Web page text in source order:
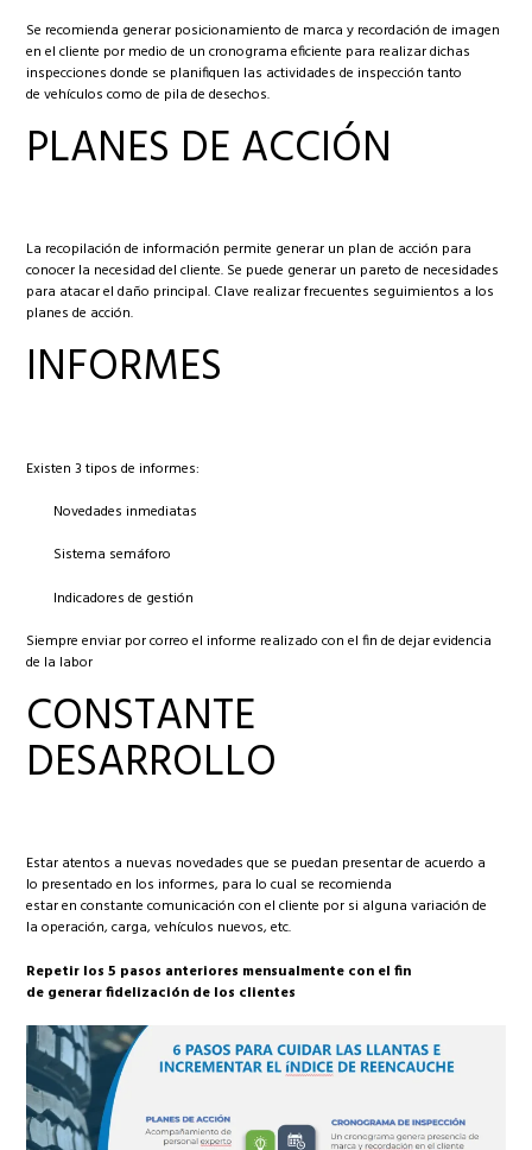
Se recomienda generar posicionamiento de marca y recordación de imagen
en el cliente por medio de un cronograma eficiente para realizar dichas
inspecciones donde se planifiquen las actividades de inspección tanto
de vehículos como de pila de desechos.
PLANES DE ACCIÓN
La recopilación de información permite generar un plan de acción para
conocer la necesidad del cliente. Se puede generar un pareto de necesidades
para atacar el daño principal. Clave realizar frecuentes seguimientos a los
planes de acción.
INFORMES
Existen 3 tipos de informes:
Novedades inmediatas
Sistema semáforo
Indicadores de gestión
Siempre enviar por correo el informe realizado con el fin de dejar evidencia
de la labor
CONSTANTE
DESARROLLO
Estar atentos a nuevas novedades que se puedan presentar de acuerdo a
lo presentado en los informes, para lo cual se recomienda
estar en constante comunicación con el cliente por si alguna variación de
la operación, carga, vehículos nuevos, etc.
Repetir los 5 pasos anteriores mensualmente con el fin
de generar fidelización de los clientes